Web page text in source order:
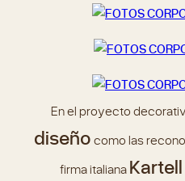
En el proyecto
diseñocomo las
firma italianaKartell